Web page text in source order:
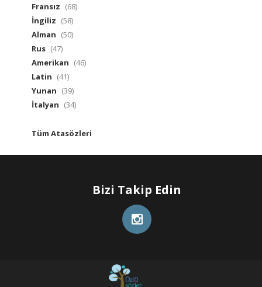
Fransız (68)
İngiliz (58)
Alman (50)
Rus (47)
Amerikan (46)
Latin (41)
Yunan (39)
İtalyan (34)
Tüm Atasözleri
Bizi Takip Edin